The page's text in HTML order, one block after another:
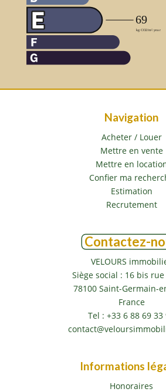
Navigation
Acheter / Louer
Mettre en vente
Mettre en
Confier ma
Estimation
Recrutement
Contactez-
VELOURS
Siège social : 16 bis
78100 Saint-Germain-
France
Tel : +33 6 88 69 33
Informations
Honoraires